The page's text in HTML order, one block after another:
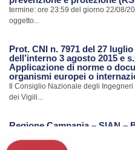
termine: ore 23:59 del giorno 22/08/
oggetto...
Prot. CNI n. 7971 del 27
dell’interno 3 agosto 2015 e
Applicazione di norme o
organismi europei o
Il Consiglio Nazionale degli
dei Vigili...
Regione Campania – SIAN –
La Regione Campania con